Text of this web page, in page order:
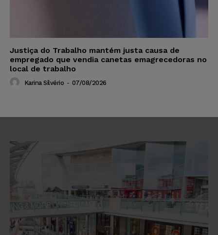
Justiça do Trabalho mantém justa causa de
empregado que vendia canetas emagrecedoras no
local de trabalho
Karina Silvério - 07/08/2026